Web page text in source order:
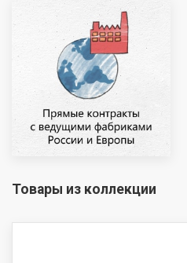
Товары из коллекции